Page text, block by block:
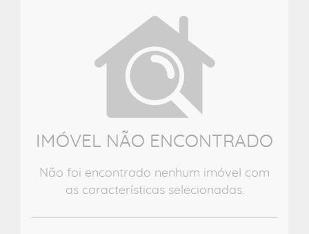
IMÓVEL NÃO ENCONTRADO
Não foi encontrado nenhum imóvel com
as características selecionadas.